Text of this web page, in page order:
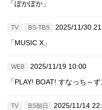
「ぽかぽか」
TV BS-TBS
2025/11/30
「MUSIC X」
WEB
2025/11/19 10:00
「PLAY! BOAT! すなっち～
TV BS朝日
2025/11/14